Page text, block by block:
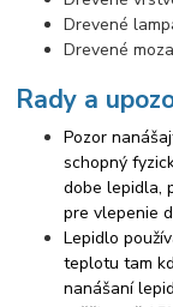
Drevené
Drevené
Rady a
Pozor
schopný
dobe lepidla,
pre vlepenie
Lepidlo
teplotu tam
nanášaní